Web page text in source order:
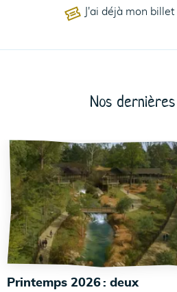
J'ai déjà mon billet
Nos dernières
Printemps 2026 : deux